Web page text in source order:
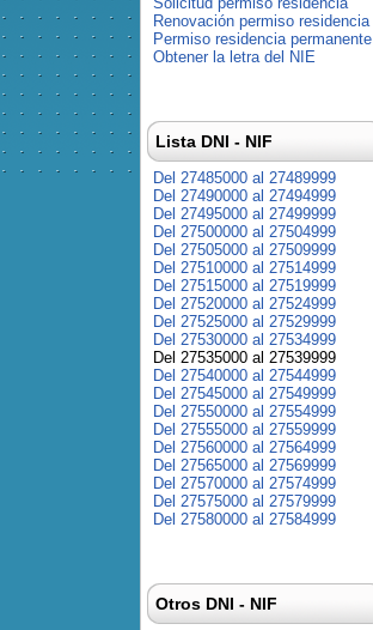
Renovación permiso residencia
Permiso residencia permanente
Obtener la letra del NIE
Lista DNI - NIF
Del 27485000 al 27489999
Del 27490000 al 27494999
Del 27495000 al 27499999
Del 27500000 al 27504999
Del 27505000 al 27509999
Del 27510000 al 27514999
Del 27515000 al 27519999
Del 27520000 al 27524999
Del 27525000 al 27529999
Del 27530000 al 27534999
Del 27535000 al 27539999
Del 27540000 al 27544999
Del 27545000 al 27549999
Del 27550000 al 27554999
Del 27555000 al 27559999
Del 27560000 al 27564999
Del 27565000 al 27569999
Del 27570000 al 27574999
Del 27575000 al 27579999
Del 27580000 al 27584999
Otros DNI - NIF